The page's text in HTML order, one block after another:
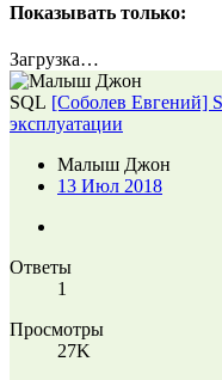
Показывать только:
Загрузка…
SQL [Соболев Евгений]
эксплуатации
Малыш Джон
13 Июл 2018
Ответы
1
Просмотры
27K